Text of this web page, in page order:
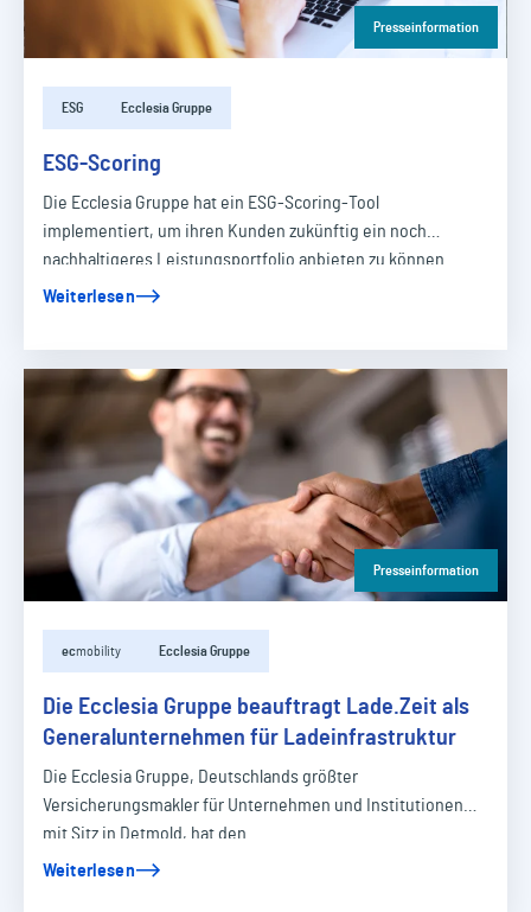
Presseinformation
ESG Ecclesia Gruppe
ESG-Scoring
Die Ecclesia Gruppe hat ein ESG-Scoring-Tool
implementiert, um ihren Kunden zukünftig ein noch
nachhaltigeres Leistungsportfolio anbieten zu können.
Weiterlesen
Presseinformation
ecmobility Ecclesia Gruppe
Die Ecclesia Gruppe beauftragt Lade.Zeit als
Generalunternehmen für Ladeinfrastruktur
Die Ecclesia Gruppe, Deutschlands größter
Versicherungsmakler für Unternehmen und Institutionen
mit Sitz in Detmold, hat den…
Weiterlesen